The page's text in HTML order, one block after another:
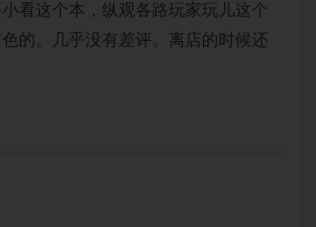
看这个本，纵观各路玩家玩儿这个
的。几乎没有差评。离店的时候还